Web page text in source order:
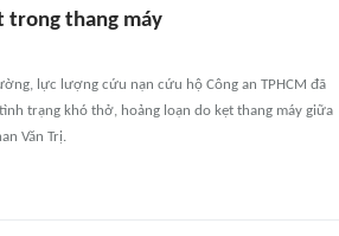
trong thang máy
lực lượng cứu nạn cứu hộ Công an TPHCM đã
trạng khó thở, hoảng loạn do kẹt thang máy giữa
Văn Trị.